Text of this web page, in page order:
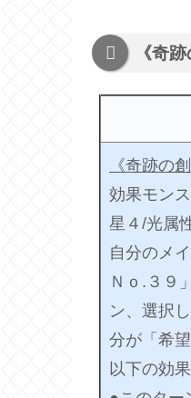
《奇
《奇跡の
効果モン
星４/光属
自分のメ
Ｎｏ.３９
ン、選択
分が「希
以下の効